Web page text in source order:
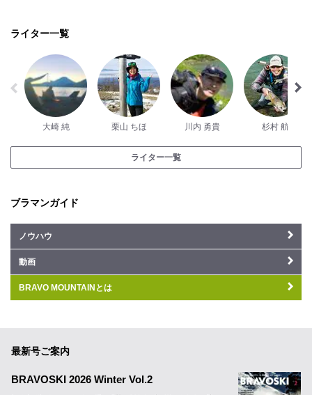
ライター一覧
大崎 純 栗山 ちほ 川内 勇貴 杉村 航
ライター一覧
ブラマンガイド
ノウハウ
動画
BRAVO MOUNTAINとは
最新号ご案内
BRAVOSKI 2026 Winter Vol.2